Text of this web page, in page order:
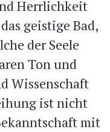
Herrlichkeit
geistige Bad,
der Seele
Ton und
Wissenschaft
ist nicht
mit